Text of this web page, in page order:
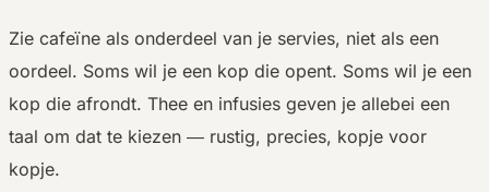
Zie cafeïne als onderdeel van je servies, niet als een
oordeel. Soms wil je een kop die opent. Soms wil je een
kop die afrondt. Thee en infusies geven je allebei een
taal om dat te kiezen — rustig, precies, kopje voor
kopje.